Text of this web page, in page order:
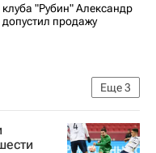
"Рубин" Александр
продажу
Еще3
по футболу)